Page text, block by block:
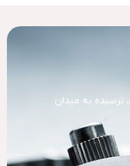
نرسیده به میدان